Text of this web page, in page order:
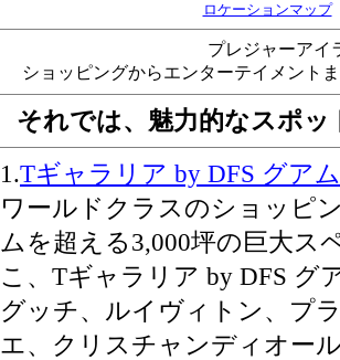
ロケーションマップ
プレジャーアイ
ショッピングからエンターテイメント
それでは、魅力的なスポ
1.Tギャラリア by DFS グア
ワールドクラスのショッピ
ムを超える3,000坪の巨大ス
こ、Tギャラリア by DFS グ
グッチ、ルイヴィトン、プ
エ、クリスチャンディオー